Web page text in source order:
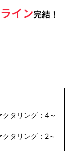
クタリング：4～
クタリング：2～